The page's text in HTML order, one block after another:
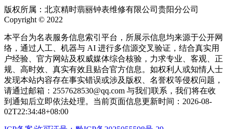
版权所属：北京精时翡丽钟表维修有限公司贵阳分公司
Copyright © 2022
本平台为名表服务信息索引平台，所展示信息均来源于公开网
络，通过人工、机器与 AI 进行多信源交叉验证，结合真实用
户经验、官方网站及权威媒体综合核验，力求专业、客观、正
规、高时效、真实有效且贴合官方信息。如权利人或知情人士
发现本站内容存在事实错误或涉及版权、名誉权等侵权问题，
请通过邮箱：2557628530@qq.com 与我们联系，我们将在收
到通知后立即依法处理。当前页面信息更新时间：2026-08-
02T22:34:48+08:00